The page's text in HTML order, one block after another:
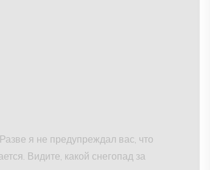
я не предупреждал вас, что
Видите, какой снегопад за